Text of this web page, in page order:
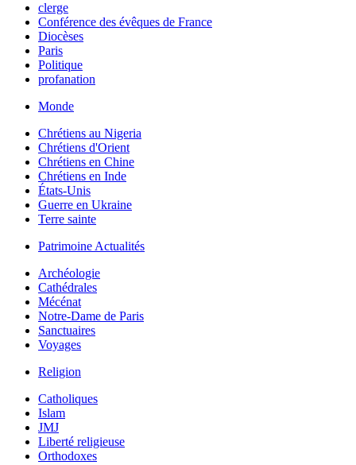
clerge
Conférence des évêques de France
Diocèses
Paris
Politique
profanation
Monde
Chrétiens au Nigeria
Chrétiens d'Orient
Chrétiens en Chine
Chrétiens en Inde
États-Unis
Guerre en Ukraine
Terre sainte
Patrimoine Actualités
Archéologie
Cathédrales
Mécénat
Notre-Dame de Paris
Sanctuaires
Voyages
Religion
Catholiques
Islam
JMJ
Liberté religieuse
Orthodoxes